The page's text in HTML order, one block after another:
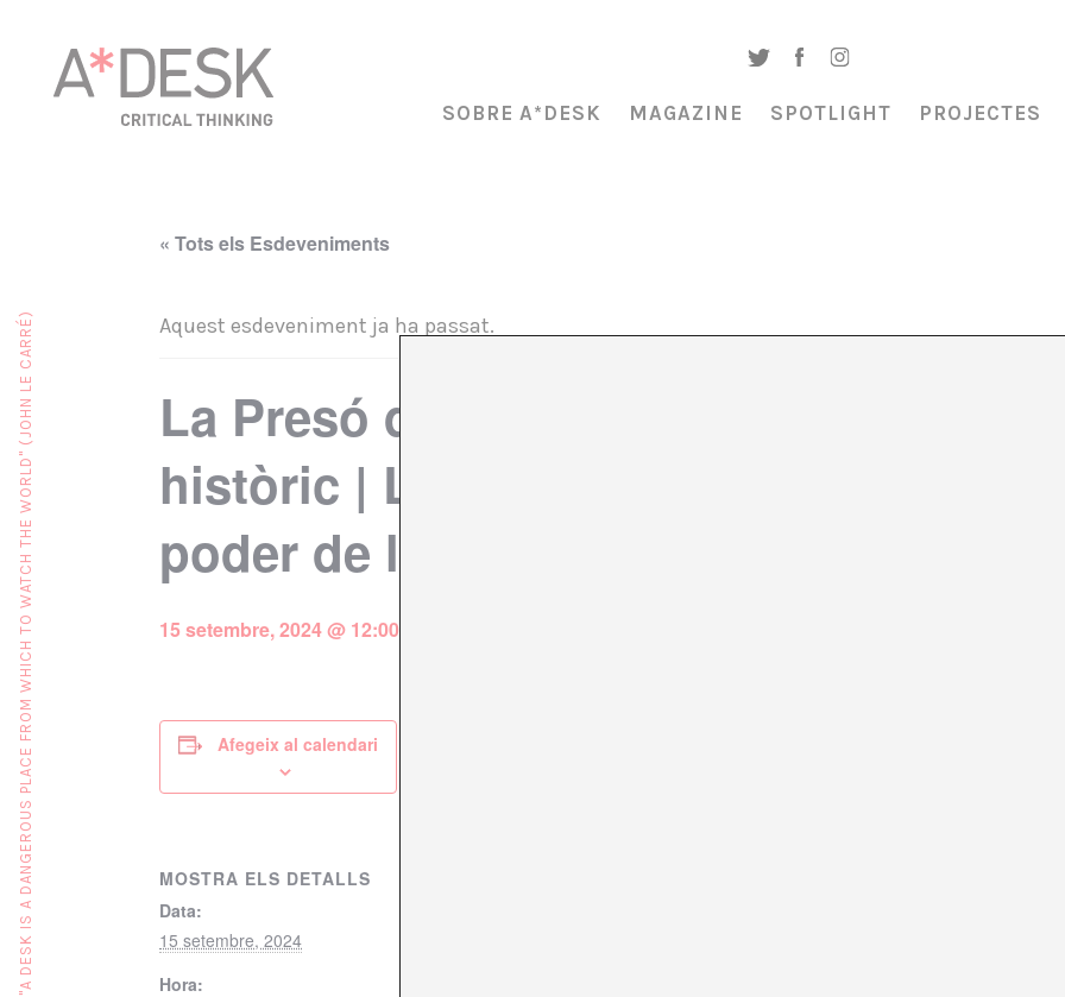
SOBRE A*DESK MAGAZINE SPOTLIGHT PROJECTES
« Tots els Esdeveniments
Aquest esdeveniment ja ha passat.
La Presó de Mataró. Visites a l’edifici
històric | L’arquitectura panòptica: el
poder de la ment sobre la ment
15 setembre, 2024 @ 12:00
Afegeix al calendari
MOSTRA ELS DETALLS
Data:
15 setembre, 2024
Hora:
"A DESK IS A DANGEROUS PLACE FROM WHICH TO WATCH THE WORLD" (JOHN LE CARRÉ)